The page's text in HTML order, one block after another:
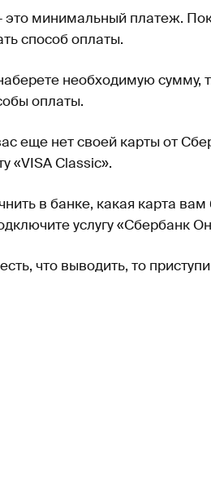
минимальный платеж.
способ оплаты.
необходимую сумму,
оплаты.
еще нет своей карты от
«VISA Classic».
в банке, какая карта
услугу «Сбербанк
что выводить, то